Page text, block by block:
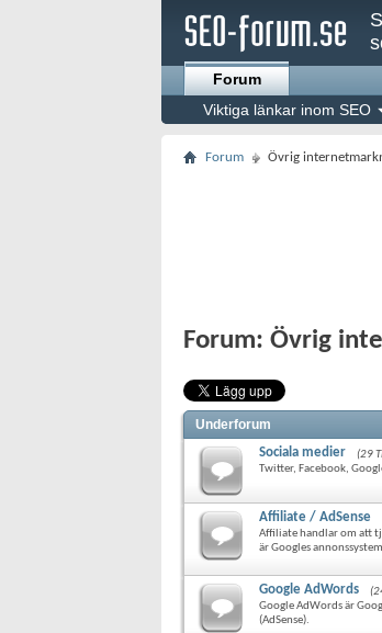
Forum
Viktiga länkar inom SEO
Forum Övrig
Forum: Övrig
Underforum
Sociala medier
(29
Twitter, Facebook,
Affiliate / AdSense
Affiliate handlar om att
är Googles
Google AdWords
Google AdWords är
(AdSense).